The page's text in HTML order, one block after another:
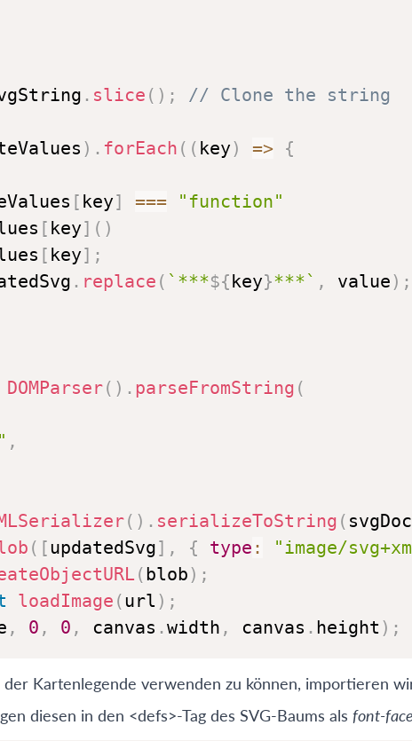
. slice ( ) ; // Clone the string
) . forEach ( ( key) => {
[ key] ===
"function"
[ key] ( )
[ key] ;
. replace ( ` ***${key}***` , value) ;
DOMParser( ) . parseFromString (
,
( ) . serializeToString ( svgDoc
( [ updatedSvg] , { type : "image/
(blob) ;
loadImage ( url ) ;
, 0 , 0 , canvas . width , canvas . height ) ;
Kartenlegende verwenden zu können, importieren
diesen in den <defs>-Tag des SVG-Baums als font-face